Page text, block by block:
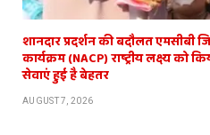
शानदार प्रदर्शन की बदौलत एमसीबी
कार्यक्रम (NACP) राष्ट्रीय लक्ष्य को
सेवाएं हुई है बेहतर
AUGUST 7, 2026